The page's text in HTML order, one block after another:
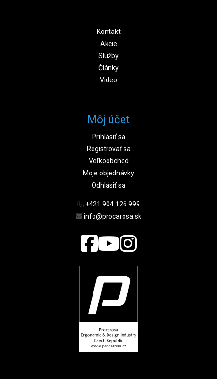
Kontakt
Akcie
Služby
Články
Video
Môj účet
Prihlásiť sa
Registrovať sa
Veľkoobchod
Moje objednávky
Odhlásiť sa
+421 904 126 999
info@procarosa.sk